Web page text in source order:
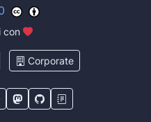
con
Corporate